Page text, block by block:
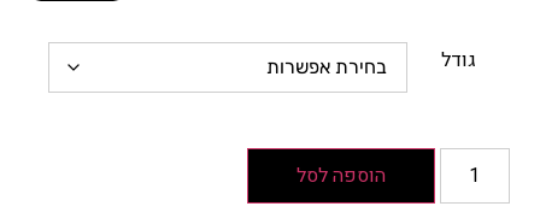
₪187
טווח
מחירים:
גודל
הוספה לסל